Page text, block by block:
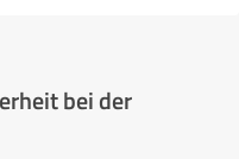
bei der